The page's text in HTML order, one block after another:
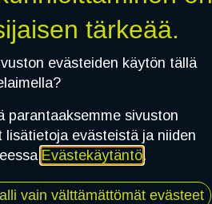
Jaa
Toimitusehdottärkeää.
evästeiden käytön tällä
parantaaksemme sivuston
lisätietoja evästeistä ja niiden
Evästekäytäntö.
vain välttämättömät evästeet